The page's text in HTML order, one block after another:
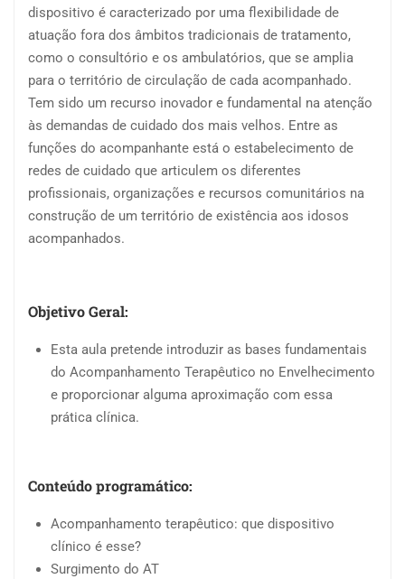
dispositivo é caracterizado por uma flexibilidade de
atuação fora dos âmbitos tradicionais de tratamento,
como o consultório e os ambulatórios, que se amplia
para o território de circulação de cada acompanhado.
Tem sido um recurso inovador e fundamental na atenção
às demandas de cuidado dos mais velhos. Entre as
funções do acompanhante está o estabelecimento de
redes de cuidado que articulem os diferentes
profissionais, organizações e recursos comunitários na
construção de um território de existência aos idosos
acompanhados.
Objetivo Geral:
Esta aula pretende introduzir as bases fundamentais
do Acompanhamento Terapêutico no Envelhecimento
e proporcionar alguma aproximação com essa
prática clínica.
Conteúdo programático:
Acompanhamento terapêutico: que dispositivo
clínico é esse?
Surgimento do AT